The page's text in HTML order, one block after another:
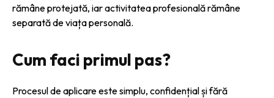
rămâne protejată, iar activitatea profesională rămâne
separată de viața personală.
Cum faci primul pas?
Procesul de aplicare este simplu, confidențial și fără